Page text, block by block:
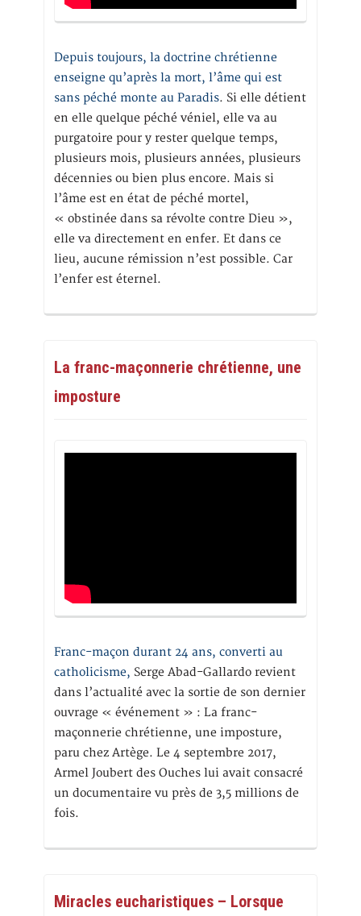
Depuis toujours, la doctrine chrétienne
enseigne qu’après la mort, l’âme qui est
sans péché monte au Paradis. Si elle détient
en elle quelque péché véniel, elle va au
purgatoire pour y rester quelque temps,
plusieurs mois, plusieurs années, plusieurs
décennies ou bien plus encore. Mais si
l’âme est en état de péché mortel,
« obstinée dans sa révolte contre Dieu »,
elle va directement en enfer. Et dans ce
lieu, aucune rémission n’est possible. Car
l’enfer est éternel.
La franc-maçonnerie chrétienne, une
imposture
Franc-maçon durant 24 ans, converti au
catholicisme, Serge Abad-Gallardo revient
dans l’actualité avec la sortie de son dernier
ouvrage « événement » : La franc-
maçonnerie chrétienne, une imposture,
paru chez Artège. Le 4 septembre 2017,
Armel Joubert des Ouches lui avait consacré
un documentaire vu près de 3,5 millions de
fois.
Miracles eucharistiques – Lorsque